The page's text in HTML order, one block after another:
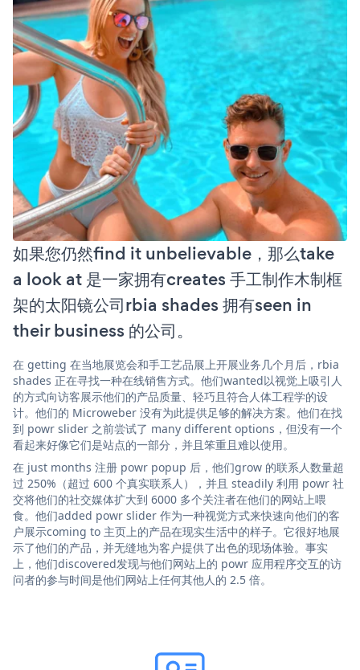
如果您仍然find it unbelievable，那么take
a look at 是一家拥有creates 手工制作木制框
架的太阳镜公司rbia shades 拥有seen in
their business 的公司。
在 getting 在当地展览会和手工艺品展上开展业务几个月后，rbia
shades 正在寻找一种在线销售方式。他们wanted以视觉上吸引人
的方式向访客展示他们的产品质量、轻巧且符合人体工程学的设
计。他们的 Microweber 没有为此提供足够的解决方案。他们在找
到 powr slider 之前尝试了 many different options，但没有一个
看起来好像它们是站点的一部分，并且笨重且难以使用。
在 just months 注册 powr popup 后，他们grow 的联系人数量超
过 250%（超过 600 个真实联系人），并且 steadily 利用 powr 社
交将他们的社交媒体扩大到 6000 多个关注者在他们的网站上喂
食。他们added powr slider 作为一种视觉方式来快速向他们的客
户展示coming to 主页上的产品在现实生活中的样子。它很好地展
示了他们的产品，并无缝地为客户提供了出色的现场体验。事实
上，他们discovered发现与他们网站上的 powr 应用程序交互的访
问者的参与时间是他们网站上任何其他人的 2.5 倍。